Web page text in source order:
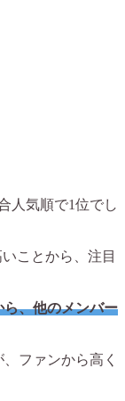
人気順で1位でし
ことから、注目
、他のメンバー
ファンから高く